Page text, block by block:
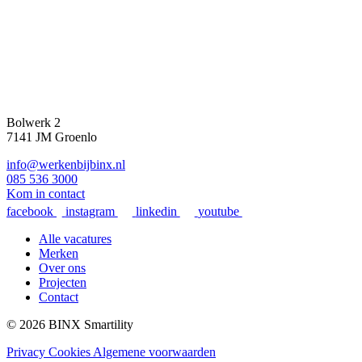
Bolwerk 2
7141 JM Groenlo
info@werkenbijbinx.nl
085 536 3000
Kom in contact
facebook
instagram linkedin
youtube
Alle vacatures
Merken
Over ons
Projecten
Contact
© 2026 BINX Smartility
Privacy Cookies Algemene voorwaarden